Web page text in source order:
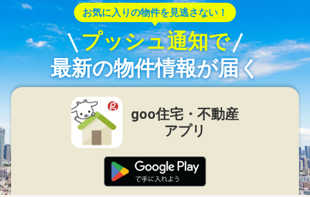
お気に入りの物件を見逃さない！
プッシュ通知で
最新の物件情報が届く
goo住宅・不動産
アプリ